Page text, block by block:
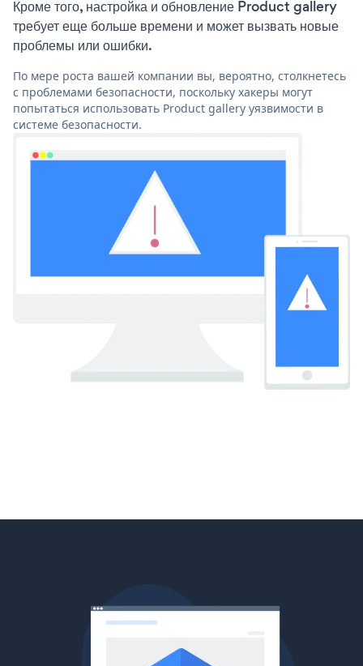
Кроме того, настройка и обновление Product gallery
требует еще больше времени и может вызвать новые
проблемы или ошибки.
По мере роста вашей компании вы, вероятно, столкнетесь
с проблемами безопасности, поскольку хакеры могут
попытаться использовать Product gallery уязвимости в
системе безопасности.